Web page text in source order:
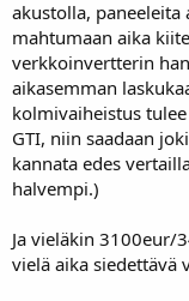
akustolla, paneeleita
mahtumaan aika
verkkoinvertterin
aikasemman
kolmivaiheistus
GTI, niin saadaan
kannata edes
halvempi.)
Ja vieläkin 3100eur/
vielä aika siedettävä